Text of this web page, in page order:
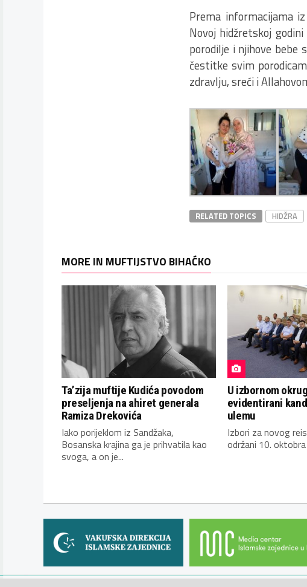
Prema informacijama
Novoj hidžretskoj
porodilje i njihove bebe
čestitke svim
zdravlju, sreći i
RELATED TOPICS HIDŽRA
MORE IN MUFTIJSTVO BIHAĆKO
Ta’zija muftije Kudića povodom
preseljenja na ahiret generala
Ramiza Drekovića
Iako porijeklom iz Sandžaka,
Bosanska krajina ga je prihvatila kao
svoga, a on je...
U izbornom
evidentirani
ulemu
Izbori za novog
održani 10.